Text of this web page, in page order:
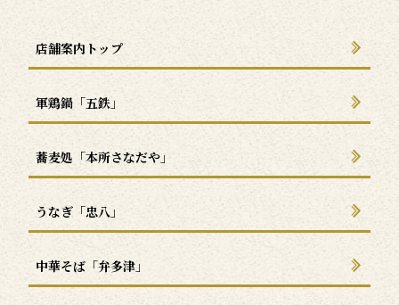
店舗案内トップ
軍鶏鍋「五鉄」
蕎麦処「本所さなだや」
うなぎ「忠八」
中華そば「弁多津」